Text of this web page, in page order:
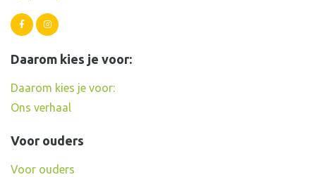
Daarom kies je voor:
Daarom kies je voor:
Ons verhaal
Voor ouders
Voor ouders